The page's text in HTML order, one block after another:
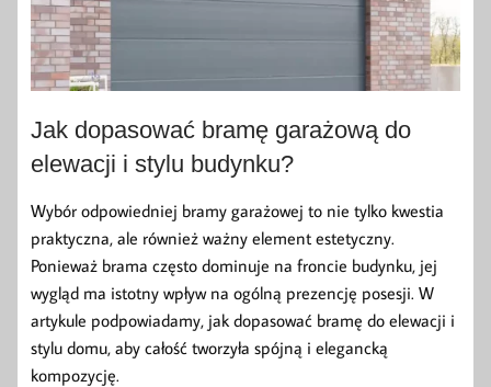
Jak dopasować bramę garażową do
elewacji i stylu budynku?
Wybór odpowiedniej bramy garażowej to nie tylko kwestia
praktyczna, ale również ważny element estetyczny.
Ponieważ brama często dominuje na froncie budynku, jej
wygląd ma istotny wpływ na ogólną prezencję posesji. W
artykule podpowiadamy, jak dopasować bramę do elewacji i
stylu domu, aby całość tworzyła spójną i elegancką
kompozycję.